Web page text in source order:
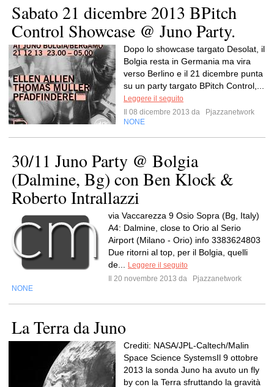
Sabato 21 dicembre 2013 BPitch
Control Showcase @ Juno Party.
Dopo lo showcase targato Desolat, il
Bolgia resta in Germania ma vira
verso Berlino e il 21 dicembre punta
su un party targato BPitch Control,...
Leggere il seguito
Il 08 dicembre 2013 da
Pjazzanetwork
NONE
30/11 Juno Party @ Bolgia
(Dalmine, Bg) con Ben Klock &
Roberto Intrallazzi
via Vaccarezza 9 Osio Sopra (Bg, Italy)
A4: Dalmine, close to Orio al Serio
Airport (Milano - Orio) info 3383624803
Due ritorni al top, per il Bolgia, quelli
de...
Leggere il seguito
Il 20 novembre 2013 da
Pjazzanetwork
NONE
La Terra da Juno
Crediti: NASA/JPL-Caltech/Malin
Space Science SystemsIl 9 ottobre
2013 la sonda Juno ha avuto un fly
by con la Terra sfruttando la gravità